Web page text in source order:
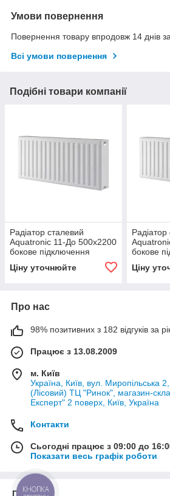
Умови повернення
Повернення товару впродовж 14 днів
Всі умови повернення
Подібні товари компанії
Радіатор сталевий
Aquatronic 11-До 500х2200
бокове підключення
Ціну уточнюйте
Радіатор
бокове
Ціну
Про нас
98% позитивних з 182 відгуків за
Працює з 13.08.2009
м. Київ
Україна, Київ, вул. Миропільська
(Лісовий) ТЦ "Ринок", магазин-
Експерт" 2 поверх, Київ, Україна
Контакти
Сьогодні працює з 09:00 до
Показати весь графік роботи
Про нас
КНОПКА